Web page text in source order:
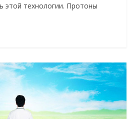
этой технологии. Протоны